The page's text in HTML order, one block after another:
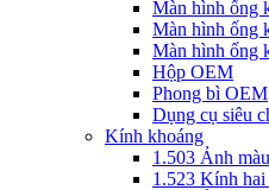
Màn hình ống
Màn hình ống
Màn hình ống
Hộp OEM
Phong bì OEM
Dụng cụ siêu
Kính khoáng
1.503 Ảnh
1.523 Kính hai